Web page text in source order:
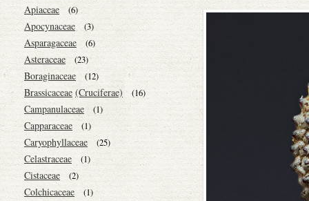
Apiaceae (6)
Apocynaceae (3)
Asparagaceae (6)
Asteraceae (23)
Boraginaceae (12)
Brassicaceae (Cruciferae) (16)
Campanulaceae (1)
Capparaceae (1)
Caryophyllaceae (25)
Celastraceae (1)
Cistaceae (2)
Colchicaceae (1)